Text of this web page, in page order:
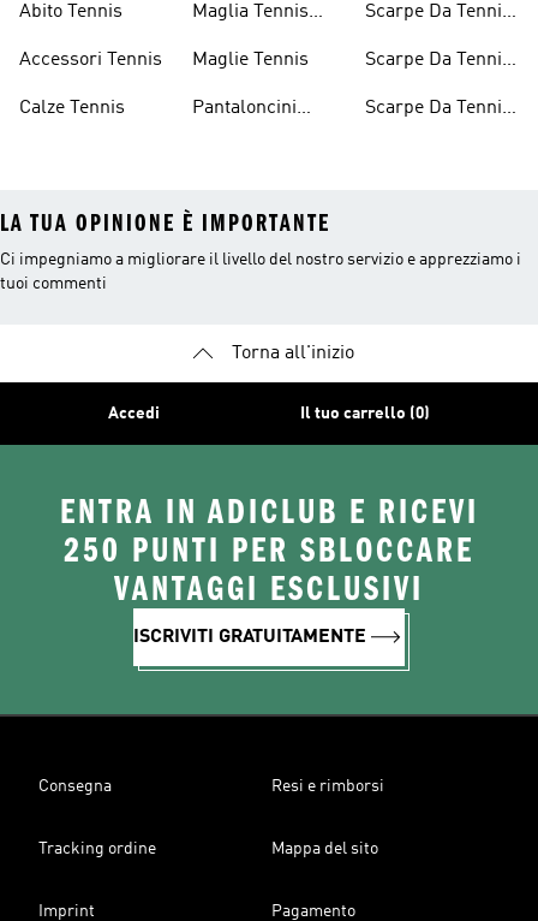
Abito Tennis
Accessori Tennis
Calze Tennis
Maglia Tennis
Maglie Tennis
Pantaloncini
Scarpe Da Tennis
Scarpe Da Tennis
Scarpe Da Tennis
LA TUA OPINIONE È IMPORTANTE
Ci impegniamo a migliorare il livello del nostro servizio e apprezziamo i
tuoi commenti
Torna all'inizio
Accedi Il tuo carrello (0)
ENTRA IN ADICLUB E RICEVI
250 PUNTI PER SBLOCCARE
VANTAGGI ESCLUSIVI
ISCRIVITI GRATUITAMENTE
Consegna Resi e rimborsi
Tracking ordine Mappa del sito
Imprint Pagamento